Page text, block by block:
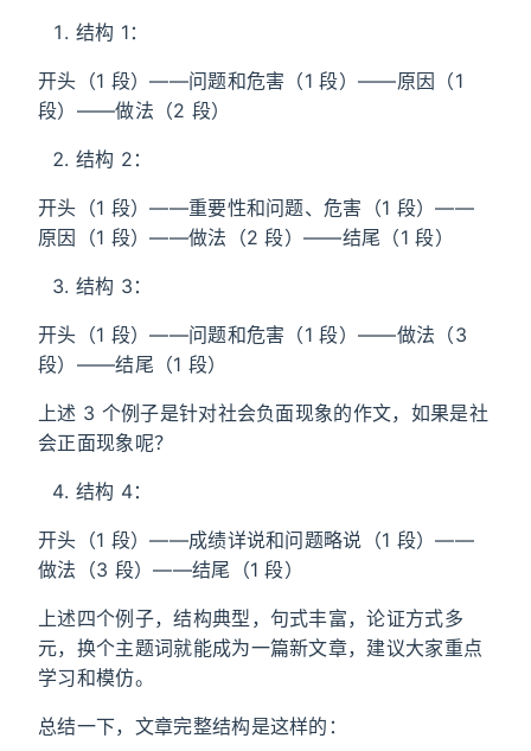
结构 1：
开头（1 段）——问题和危害（1 段）——原因（1
段）——做法（2 段）
结构 2：
开头（1 段）——重要性和问题、危害（1 段）——
原因（1 段）——做法（2 段）——结尾（1 段）
结构 3：
开头（1 段）——问题和危害（1 段）——做法（3
段）——结尾（1 段）
上述 3 个例子是针对社会负面现象的作文，如果是社
会正面现象呢？
结构 4：
开头（1 段）——成绩详说和问题略说（1 段）——
做法（3 段）——结尾（1 段）
上述四个例子，结构典型，句式丰富，论证方式多
元，换个主题词就能成为一篇新文章，建议大家重点
学习和模仿。
总结一下，文章完整结构是这样的：